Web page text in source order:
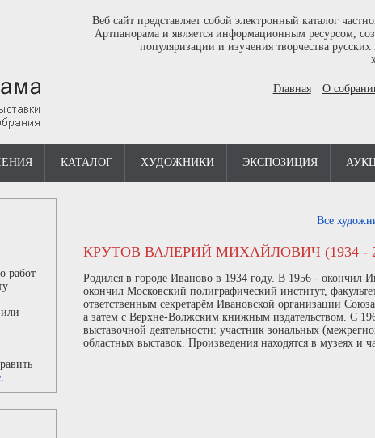
Веб сайт представляет собой электронный каталог
Артпанорама и является информационным ресурсом,
популяризации и изучения творчества русских
Главная О
КАТАЛОГ ХУДОЖНИКИ ЭКСПОЗИЦИЯ
работ
Все
КРУТОВ ВАЛЕРИЙ МИХАЙЛОВИЧ (1934 -
Родился в городе Иваново в 1934 году. В 1956 - окончил
окончил Московский полиграфический институт,
ответственным секретарём Ивановской организации
а затем с Верхне-Волжским книжным издательством. С
выставочной деятельности: участник зональных
областных выставок. Произведения находятся в музеях и